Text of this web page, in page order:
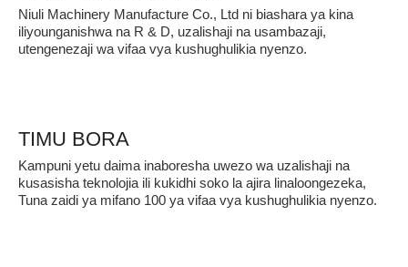
Niuli Machinery Manufacture Co., Ltd ni biashara ya kina
iliyounganishwa na R & D, uzalishaji na usambazaji,
utengenezaji wa vifaa vya kushughulikia nyenzo.
TIMU BORA
Kampuni yetu daima inaboresha uwezo wa uzalishaji na
kusasisha teknolojia ili kukidhi soko la ajira linaloongezeka,
Tuna zaidi ya mifano 100 ya vifaa vya kushughulikia nyenzo.